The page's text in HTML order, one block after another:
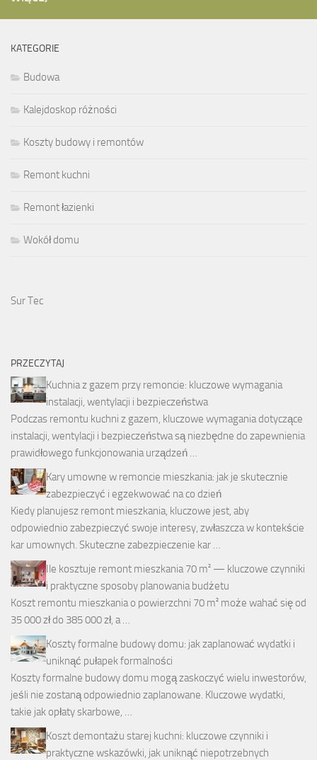
KATEGORIE
Budowa
Kalejdoskop różności
Koszty budowy i remontów
Remont kuchni
Remont łazienki
Wokół domu
Sur Tec
PRZECZYTAJ
Kuchnia z gazem przy remoncie: kluczowe wymagania
instalacji, wentylacji i bezpieczeństwa
Podczas remontu kuchni z gazem, kluczowe wymagania dotyczące
instalacji, wentylacji i bezpieczeństwa są niezbędne do zapewnienia
prawidłowego funkcjonowania urządzeń …
Kary umowne w remoncie mieszkania: jak je skutecznie
zabezpieczyć i egzekwować na co dzień
Kiedy planujesz remont mieszkania, kluczowe jest, aby
odpowiednio zabezpieczyć swoje interesy, zwłaszcza w kontekście
kar umownych. Skuteczne zabezpieczenie kar …
Ile kosztuje remont mieszkania 70 m² — kluczowe czynniki
i praktyczne sposoby planowania budżetu
Koszt remontu mieszkania o powierzchni 70 m² może wahać się od
35 000 zł do 385 000 zł, a …
Koszty formalne budowy domu: jak zaplanować wydatki i
uniknąć pułapek formalności
Koszty formalne budowy domu mogą zaskoczyć wielu inwestorów,
jeśli nie zostaną odpowiednio zaplanowane. Kluczowe wydatki,
takie jak opłaty skarbowe, …
Koszt demontażu starej kuchni: kluczowe czynniki i
praktyczne wskazówki, jak uniknąć niepotrzebnych